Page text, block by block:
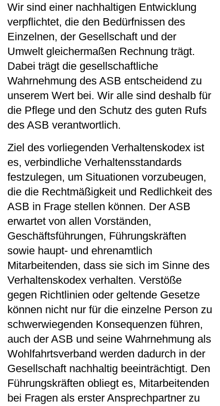
Wir sind einer nachhaltigen Entwicklung
verpflichtet, die den Bedürfnissen des
Einzelnen, der Gesellschaft und der
Umwelt gleichermaßen Rechnung trägt.
Dabei trägt die gesellschaftliche
Wahrnehmung des ASB entscheidend zu
unserem Wert bei. Wir alle sind deshalb für
die Pflege und den Schutz des guten Rufs
des ASB verantwortlich.
Ziel des vorliegenden Verhaltenskodex ist
es, verbindliche Verhaltensstandards
festzulegen, um Situationen vorzubeugen,
die die Rechtmäßigkeit und Redlichkeit des
ASB in Frage stellen können. Der ASB
erwartet von allen Vorständen,
Geschäftsführungen, Führungskräften
sowie haupt- und ehrenamtlich
Mitarbeitenden, dass sie sich im Sinne des
Verhaltenskodex verhalten. Verstöße
gegen Richtlinien oder geltende Gesetze
können nicht nur für die einzelne Person zu
schwerwiegenden Konsequenzen führen,
auch der ASB und seine Wahrnehmung als
Wohlfahrtsverband werden dadurch in der
Gesellschaft nachhaltig beeinträchtigt. Den
Führungskräften obliegt es, Mitarbeitenden
bei Fragen als erster Ansprechpartner zu